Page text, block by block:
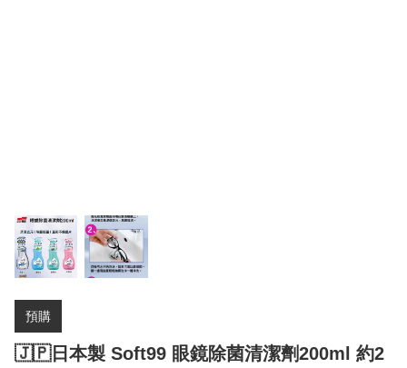
預購
🇯🇵日本製 Soft99 眼鏡除菌清潔劑200ml 約2